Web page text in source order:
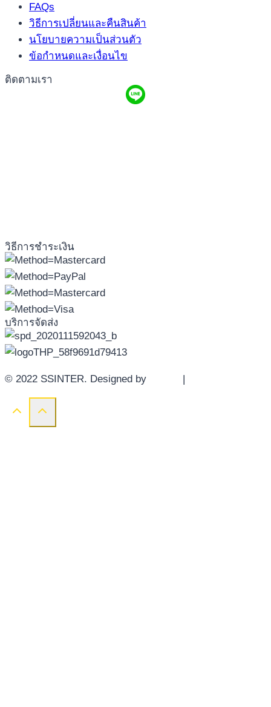
FAQs
วิธีการเปลี่ยนและคืนสินค้า
นโยบายความเป็นส่วนตัว
ข้อกำหนดและเงื่อนไข
ติดตามเรา
วิธีการชำระเงิน
บริการจัดส่ง
© 2022 SSINTER. Designed by |